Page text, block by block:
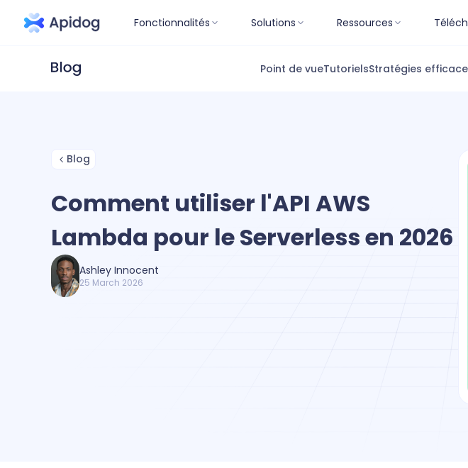
Fonctionnalités Solutions Ressources
Point de vueTutorielsStratégies
Blog
Comment utiliser l'API AWS
Lambda pour le Serverless en 2026
Ashley Innocent
25 March 2026